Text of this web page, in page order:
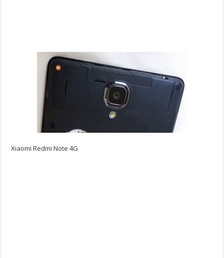
Xiaomi Redmi Note 4G